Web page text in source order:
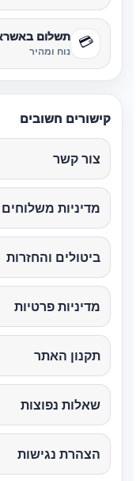
💳 תשלום
נוח ומהיר
קישורים חשובים
צור קשר
מדיניות משלוחים
ביטולים והחזרות
מדיניות פרטיות
תקנון האתר
שאלות נפוצות
הצהרת נגישות